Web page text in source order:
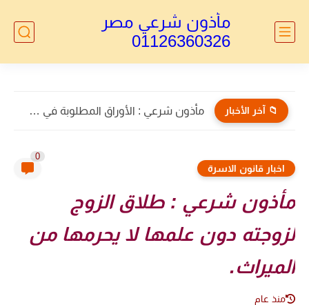
مأذون شرعي مصر
01126360326
📁 آخر الأخبار مأذون شرعي : الأوراق المطلوبة في طلاق الأجانب 2026...
اخبار قانون الاسرة
0
مأذون شرعي : طلاق الزوج
لزوجته دون علمها لا يحرمها من
الميراث.
منذ عام